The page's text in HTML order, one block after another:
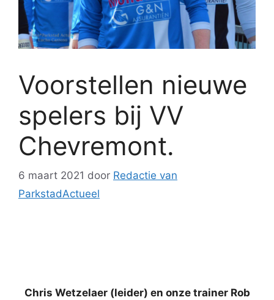
Voorstellen nieuwe
spelers bij VV
Chevremont.
6 maart 2021 door Redactie van
ParkstadActueel
Chris Wetzelaer (leider) en onze trainer Rob